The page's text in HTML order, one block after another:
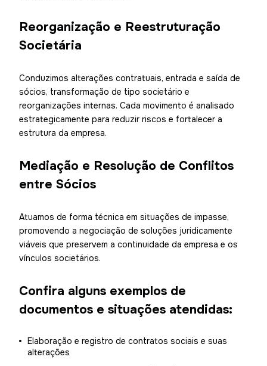
Reorganização e Reestruturação
Societária
Conduzimos alterações contratuais, entrada e saída de
sócios, transformação de tipo societário e
reorganizações internas. Cada movimento é analisado
estrategicamente para reduzir riscos e fortalecer a
estrutura da empresa.
Mediação e Resolução de Conflitos
entre Sócios
Atuamos de forma técnica em situações de impasse,
promovendo a negociação de soluções juridicamente
viáveis que preservem a continuidade da empresa e os
vínculos societários.
Confira alguns exemplos de
documentos e situações atendidas:
Elaboração e registro de contratos sociais e suas
alterações